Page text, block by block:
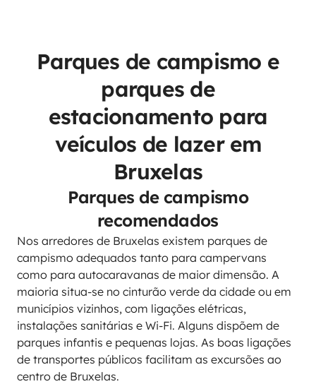
Parques de campismo e
parques de
estacionamento para
veículos de lazer em
Bruxelas
Parques de campismo
recomendados
Nos arredores de Bruxelas existem parques de
campismo adequados tanto para campervans
como para autocaravanas de maior dimensão. A
maioria situa-se no cinturão verde da cidade ou em
municípios vizinhos, com ligações elétricas,
instalações sanitárias e Wi-Fi. Alguns dispõem de
parques infantis e pequenas lojas. As boas ligações
de transportes públicos facilitam as excursões ao
centro de Bruxelas.